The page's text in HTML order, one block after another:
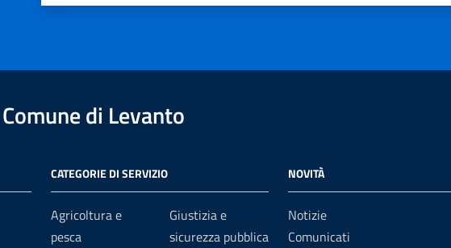
Comune di Levanto
CATEGORIE DI SERVIZIO
Agricoltura e
pesca
Giustizia e
sicurezza pubblica
NOVITÀ
Notizie
Comunicati